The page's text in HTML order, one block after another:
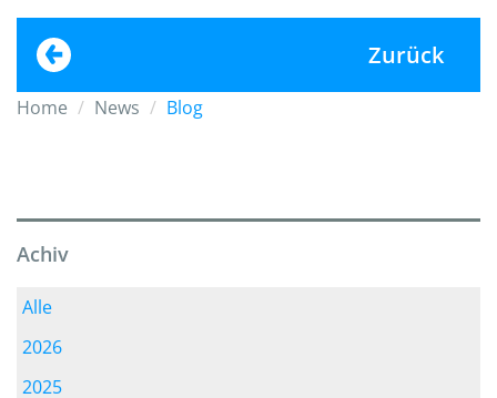
Zurück
Home News Blog
Achiv
Alle
2026
2025